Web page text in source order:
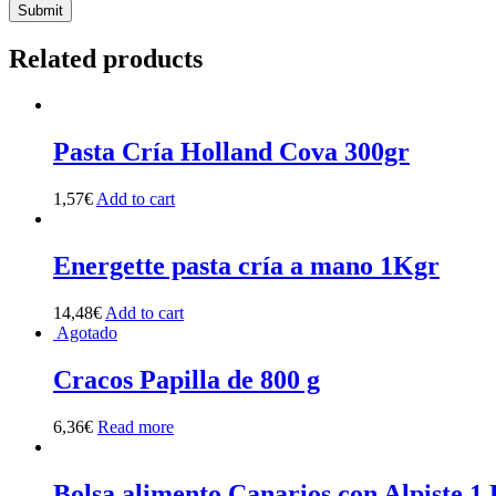
Related products
Pasta Cría Holland Cova 300gr
1,57€ Add to cart
Energette pasta cría a mano 1Kgr
14,48€ Add to cart
Agotado
Cracos Papilla de 800 g
6,36€ Read more